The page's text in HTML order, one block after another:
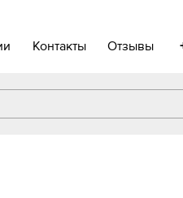
Контакты Отзывы